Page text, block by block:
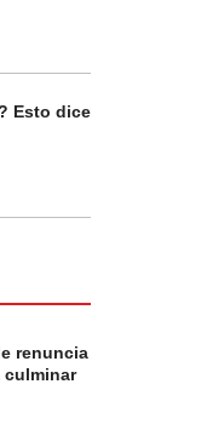
Esto dice
renuncia
culminar